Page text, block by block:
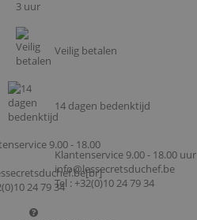
Veilig betalen
14 dagen bedenktijd
Klantenservice 9.00 - 18.00 uur
info@lessecretsduchef.be
Tel : +32(0)10 24 79 34